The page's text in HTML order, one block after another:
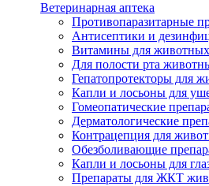
Ветеринарная аптека
Противопаразитарные
Антисептики и
Витамины для животных
Для полости рта
Гепатопротекторы для
Капли и лосьоны для
Гомеопатические
Дерматологические
Контрацепция для
Обезболивающие
Капли и лосьоны для
Препараты для ЖКТ